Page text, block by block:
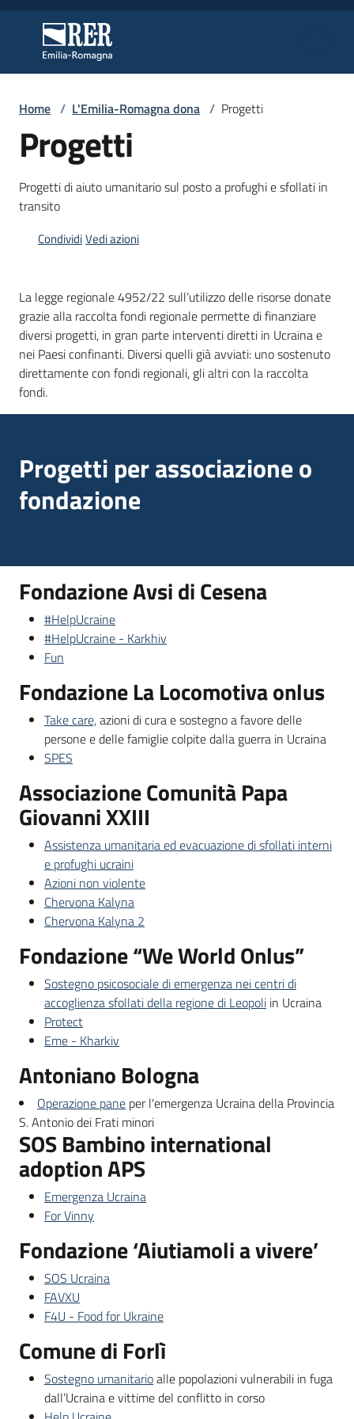
Regione Emilia-Romagna
Regione Emilia-Romagna
Novità
Servizi
Leggi
Atti
Bandi
Argomenti
Campagne
di
Seguici
su
Home / L'Emilia-Romagna dona / Progetti
Progetti
Progetti di aiuto umanitario sul posto a profughi e sfollati in
transito
CondividiVedi azioni
La legge regionale 4952/22 sull’utilizzo delle risorse donate
grazie alla raccolta fondi regionale permette di finanziare
diversi progetti, in gran parte interventi diretti in Ucraina e
nei Paesi confinanti. Diversi quelli già avviati: uno sostenuto
direttamente con fondi regionali, gli altri con la raccolta
fondi.
Progetti per associazione o
fondazione
Fondazione Avsi di Cesena
#HelpUcraine
#HelpUcraine - Karkhiv
Fun
Fondazione La Locomotiva onlus
Take care,azioni di cura e sostegno a favore delle
persone e delle famiglie colpite dalla guerra in Ucraina
SPES
Associazione Comunità Papa
Giovanni XXIII
Assistenza umanitaria ed evacuazione di sfollati interni
e profughi ucraini
Azioni non violente
Chervona Kalyna
Chervona Kalyna 2
Fondazione “We World Onlus”
Sostegno psicosociale di emergenza nei centri di
accoglienza sfollati della regione di Leopoli in Ucraina
Protect
Eme - Kharkiv
Antoniano Bologna
Operazione pane per l'emergenza Ucraina della Provincia
S. Antonio dei Frati minori
SOS Bambino international
adoption APS
Emergenza Ucraina
For Vinny
Fondazione ‘Aiutiamoli a vivere’
SOS Ucraina
FAVXU
F4U - Food for Ukraine
Comune di Forlì
Sostegno umanitarioalle popolazioni vulnerabili in fuga
dall’Ucraina e vittime del conflitto in corso